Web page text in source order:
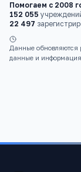
Помогаем с 2008
152 055
22 497
Данные обновляются
данные и